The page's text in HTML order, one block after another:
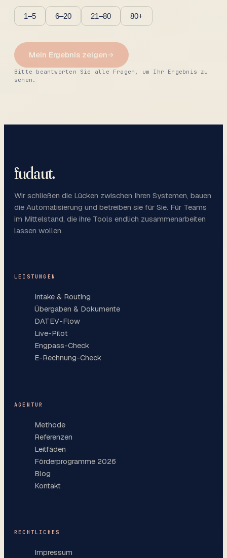
1–5 6–20 21–80 80+
Mein Ergebnis zeigen
Bitte beantworten Sie alle Fragen, um Ihr Ergebnis zu
sehen.
fudaut.
Wir schließen die Lücken zwischen Ihren Systemen, bauen
die Automatisierung und betreiben sie für Sie. Für Teams
im Mittelstand, die ihre Tools endlich zusammenarbeiten
lassen wollen.
LEISTUNGEN
Intake & Routing
Übergaben & Dokumente
DATEV-Flow
Live-Pilot
Engpass-Check
E-Rechnung-Check
AGENTUR
Methode
Referenzen
Leitfäden
Förderprogramme 2026
Blog
Kontakt
RECHTLICHES
Impressum